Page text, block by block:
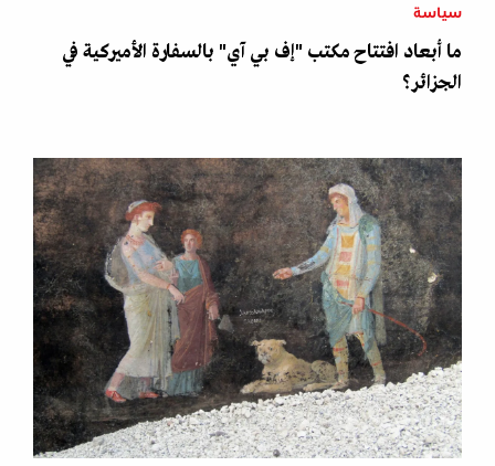
سياسة
ما أبعاد افتتاح مكتب "إف بي آي" بالسفارة الأميركية في
الجزائر؟